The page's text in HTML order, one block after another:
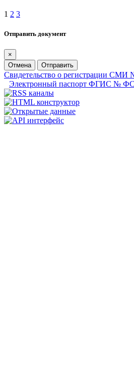
1 2 3
Отправить документ
×
Отмена
Отправить
Свидетельство о регистрации
Электронный паспорт ФГИС №